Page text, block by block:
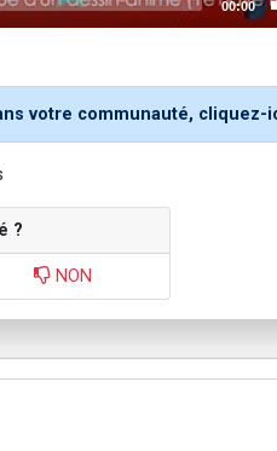
votre communauté, cliquez-
?
NON